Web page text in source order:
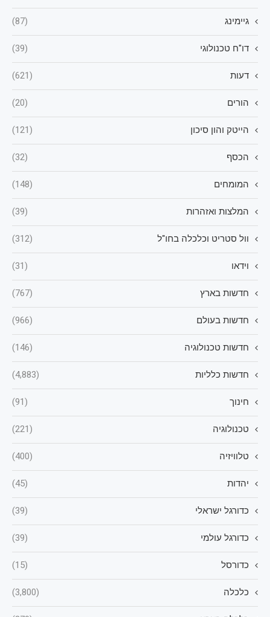
גיימינג (87)
דו"ח טכנולוגי (39)
דעות (621)
הורים (20)
הייטק והון סיכון (121)
הכסף (32)
המומחים (148)
המלצות ואזהרות (39)
וול סטריט וכלכלה בחו"ל (312)
וידאו (31)
חדשות בארץ (767)
חדשות בעולם (966)
חדשות טכנולוגיה (146)
חדשות כלליות (4,883)
חינוך (91)
טכנולוגיה (221)
טלוויזיה (400)
יהדות (45)
כדורגל ישראלי (39)
כדורגל עולמי (39)
כדורסל (15)
כלכלה (3,800)